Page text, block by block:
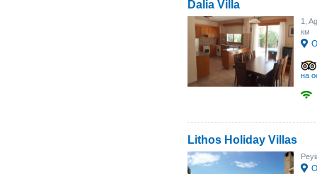
Dalia Villa
1,
км
на
Lithos Holiday Villas